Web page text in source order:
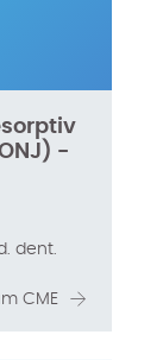
-
dent.
CME